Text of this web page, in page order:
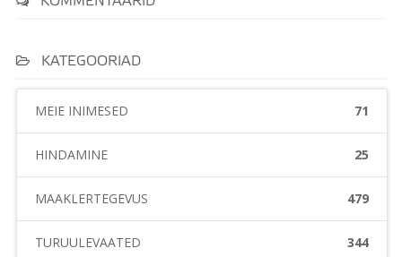
KATEGOORIAD
MEIE INIMESED 71
HINDAMINE 25
MAAKLERTEGEVUS 479
TURUÜLEVAATED 344